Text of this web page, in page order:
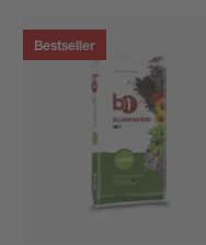
Bestseller